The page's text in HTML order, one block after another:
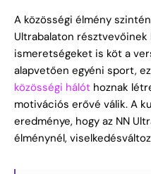
A közösségi élmény
Ultrabalaton résztvevőinek
ismeretségeket is köt a
alapvetően egyéni sport,
közösségi hálót hoznak
motivációs erővé válik. A
eredménye, hogy az NN
élménynél,